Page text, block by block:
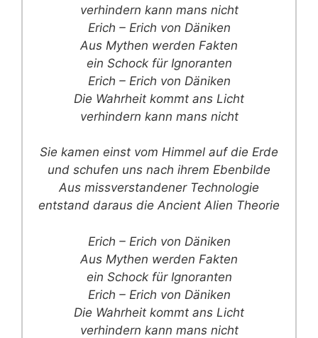
verhindern kann mans nicht
Erich – Erich von Däniken
Aus Mythen werden Fakten
ein Schock für Ignoranten
Erich – Erich von Däniken
Die Wahrheit kommt ans Licht
verhindern kann mans nicht
Sie kamen einst vom Himmel auf die Erde
und schufen uns nach ihrem Ebenbilde
Aus missverstandener Technologie
entstand daraus die Ancient Alien Theorie
Erich – Erich von Däniken
Aus Mythen werden Fakten
ein Schock für Ignoranten
Erich – Erich von Däniken
Die Wahrheit kommt ans Licht
verhindern kann mans nicht